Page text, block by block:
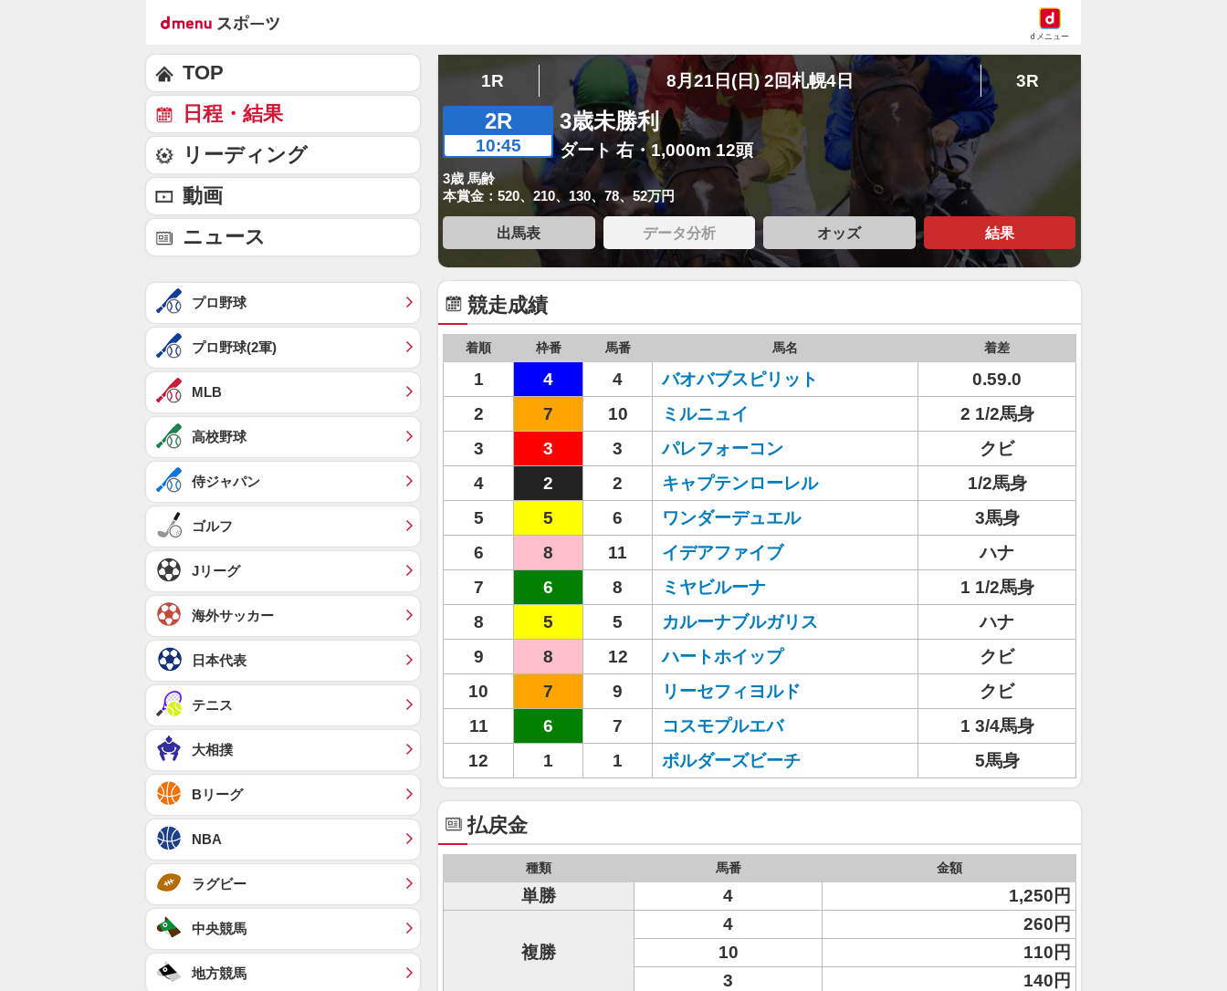
dメニュー
1R 8月21日(日) 2回札幌4日 3R
2R
10:45
3歳未勝利
ダート 右・1,000m 12頭
3歳 馬齢
本賞金：520、210、130、78、52万円
出馬表 データ分析 オッズ 結果
競走成績
着順 枠番 馬番 馬名 着差
1 4 4 バオバブスピリット
0.59.0
2
7 10 ミルニュイ
2 1/2馬身
3
3 3 パレフォーコン
クビ
4
2 2 キャプテンローレル
1/2馬身
5
5 6 ワンダーデュエル
3馬身
6
8 11 イデアファイブ
ハナ
7
6 8 ミヤビルーナ
1 1/2馬身
8
5 5 カルーナブルガリス
ハナ
9
8 12 ハートホイップ
クビ
10
7 9 リーセフィヨルド
クビ
11
6 7 コスモプルエバ
1 3/4馬身
12
1 1 ボルダーズビーチ 5馬身
払戻金
種類 馬番 金額
単勝 4 1,250円
複勝
4
260円
10
110円
3
140円
TOP
日程・結果
リーディング
動画
ニュース
プロ野球
プロ野球(2軍)
MLB
高校野球
侍ジャパン
ゴルフ
Jリーグ
海外サッカー
日本代表
テニス
大相撲
Bリーグ
NBA
ラグビー
中央競馬
地方競馬